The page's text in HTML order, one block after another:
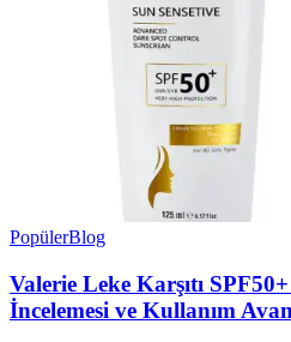
PopülerBlog
Valerie Leke Karşıtı
İncelemesi ve Kullanım